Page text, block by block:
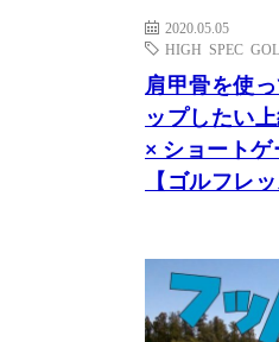
2020.05.05
HIGH SPEC
肩甲骨を使
ップしたい
× ショート
【ゴルフレッ